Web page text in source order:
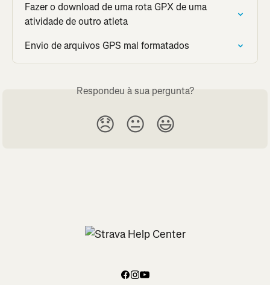
Fazer o download de uma rota GPX de uma
atividade de outro atleta
Envio de arquivos GPS mal formatados
Respondeu à sua pergunta?
😞 😐 😃